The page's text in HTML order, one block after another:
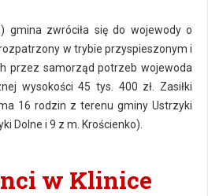
gmina zwróciła się do wojewody o
w trybie przyspieszonym i
przez samorząd potrzeb wojewoda
wysokości 45 tys. 400 zł. Zasiłki
16 rodzin z terenu gminy Ustrzyki
Dolne i 9 z m. Krościenko).
w Klinice